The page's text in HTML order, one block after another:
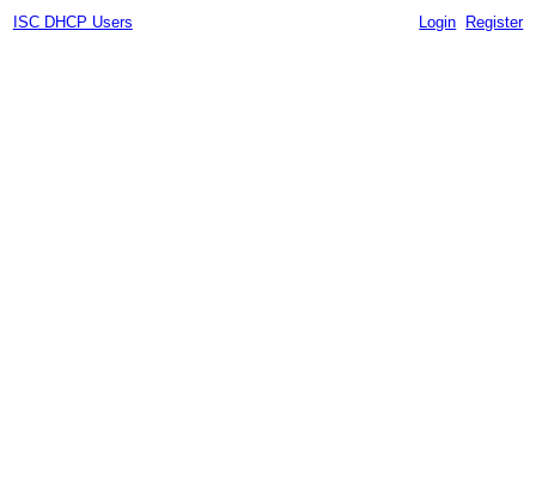
ISC DHCP Users Login Register